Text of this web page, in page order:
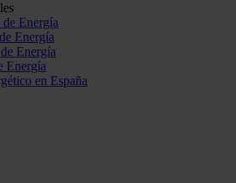
Energía
Energía
Energía
Energía
en España